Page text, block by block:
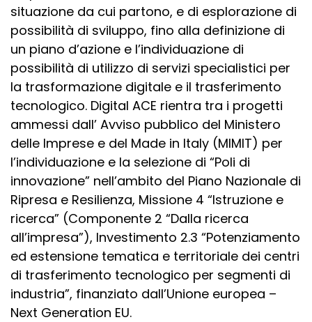
situazione da cui partono, e di esplorazione di
possibilità di sviluppo, fino alla definizione di
un piano d’azione e l’individuazione di
possibilità di utilizzo di servizi specialistici per
la trasformazione digitale e il trasferimento
tecnologico. Digital ACE rientra tra i progetti
ammessi dall’ Avviso pubblico del Ministero
delle Imprese e del Made in Italy (MIMIT) per
l’individuazione e la selezione di “Poli di
innovazione” nell’ambito del Piano Nazionale di
Ripresa e Resilienza, Missione 4 “Istruzione e
ricerca” (Componente 2 “Dalla ricerca
all’impresa”), Investimento 2.3 “Potenziamento
ed estensione tematica e territoriale dei centri
di trasferimento tecnologico per segmenti di
industria”, finanziato dall’Unione europea –
Next Generation EU.